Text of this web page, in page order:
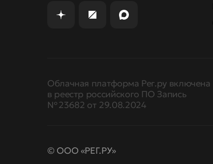
Облачная платформа Рег.ру включена
в реестр российского ПО Запись
№ 23682 от 29.08.2024
© ООО «РЕГ.РУ»